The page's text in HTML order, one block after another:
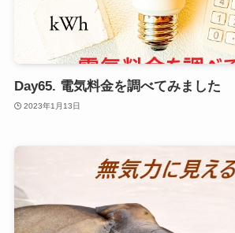
Day65. 電気料金を調べてみました
2023年1月13日